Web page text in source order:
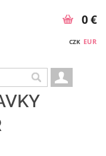
CZK EUR
0 €